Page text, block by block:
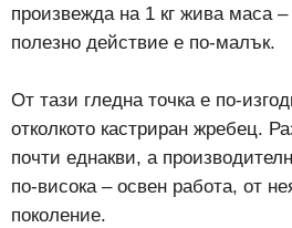
произвежда на 1 кг жива маса
полезно действие е по-малък.
От тази гледна точка е по-
отколкото кастриран жребец.
почти еднакви, а
по-висока – освен работа, от
поколение.